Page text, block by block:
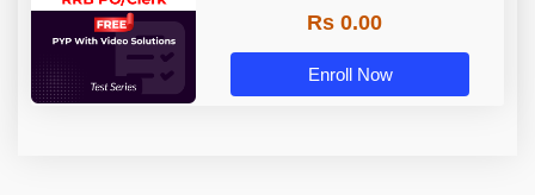
Rs 0.00
Enroll Now